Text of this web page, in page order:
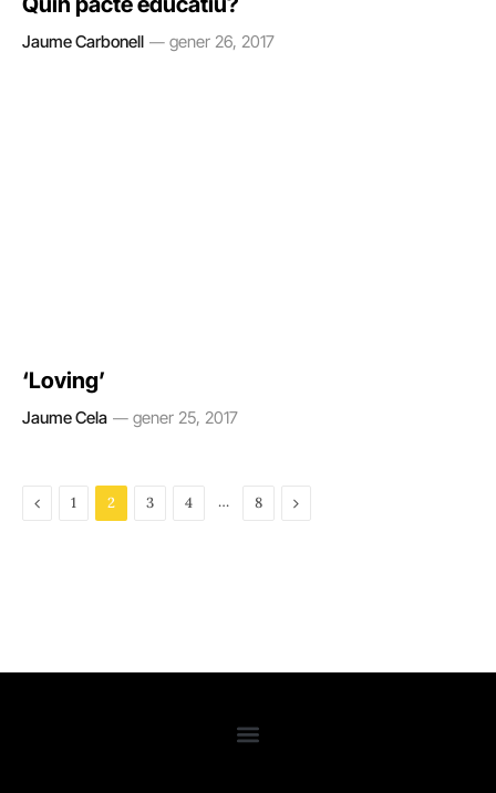
Jaume Carbonell gener 26, 2017
‘Loving’
Jaume Cela gener 25, 2017
Previous
1 2 3 4 … 8 Next